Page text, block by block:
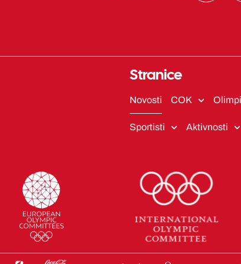
g
m
Stranice
Novosti COK
Sportisti Aktivnosti